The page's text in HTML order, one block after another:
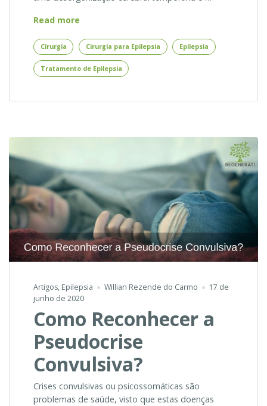
Read more
Epilepsia
em
Crianças
Quando
Tratamento?
Cirurgia Cirurgia para Epilepsia Epilepsia
Tratamento de Epilepsia
Artigos, Epilepsia Willian Rezende do Carmo
17 de
junho de 2020
Como Reconhecer a
Pseudocrise
Convulsiva?
Crises convulsivas ou psicossomáticas são
problemas de saúde, visto que estas doenças